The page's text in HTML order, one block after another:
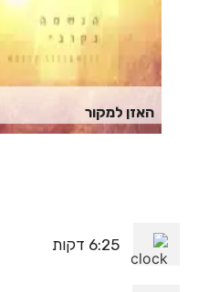
האזן למקור
6:25 דקות